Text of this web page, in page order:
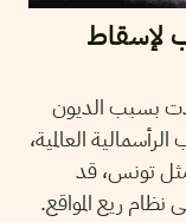
لإسقاط
بسبب الديون
العالمية،
تونس، قد
ريع المواقع.